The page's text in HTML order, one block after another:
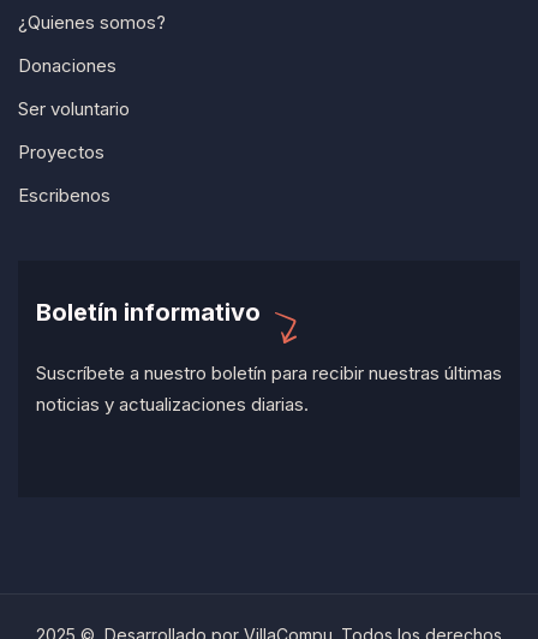
¿Quienes somos?
Donaciones
Ser voluntario
Proyectos
Escribenos
Boletín informativo
Suscríbete a nuestro boletín para recibir nuestras últimas
noticias y actualizaciones diarias.
2025 © Desarrollado por VillaCompu. Todos los derechos